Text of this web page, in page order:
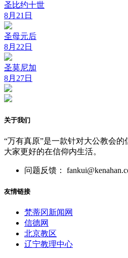
圣比约十世
8月21日
圣母元后
8月22日
圣莫尼加
8月27日
关于我们
“万有真原”是一款针对大公教会
大家更好的在信仰内生活。
问题反馈：
友情链接
梵蒂冈新闻网
信德网
北京教区
辽宁教理中心